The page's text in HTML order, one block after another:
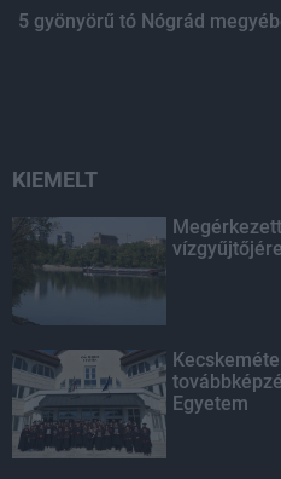
5 gyönyörű tó Nógrád
KIEMELT
vízgyűjtőjére
Egyetem